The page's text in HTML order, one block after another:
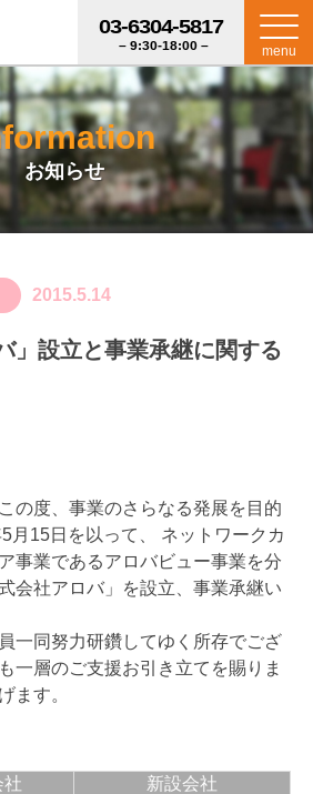
menu
03-6304-5817
– 9:30-18:00 –
お知らせ
2015.5.14
」設立と事業承継に関する
の度、事業のさらなる発展を目的
月15日を以って、 ネットワークカ
事業であるアロバビュー事業を分
会社アロバ」を設立、事業承継い
一同努力研鑽してゆく所存でござ
一層のご支援お引き立てを賜りま
ます。
社
新設会社